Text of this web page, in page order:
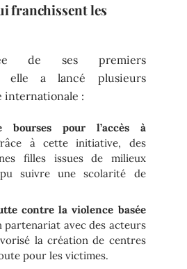
franchissent les
de ses premiers
elle a lancé plusieurs
internationale :
bourses pour l’accès à
à cette initiative, des
filles issues de milieux
suivre une scolarité de
contre la violence basée
partenariat avec des acteurs
la création de centres
pour les victimes.